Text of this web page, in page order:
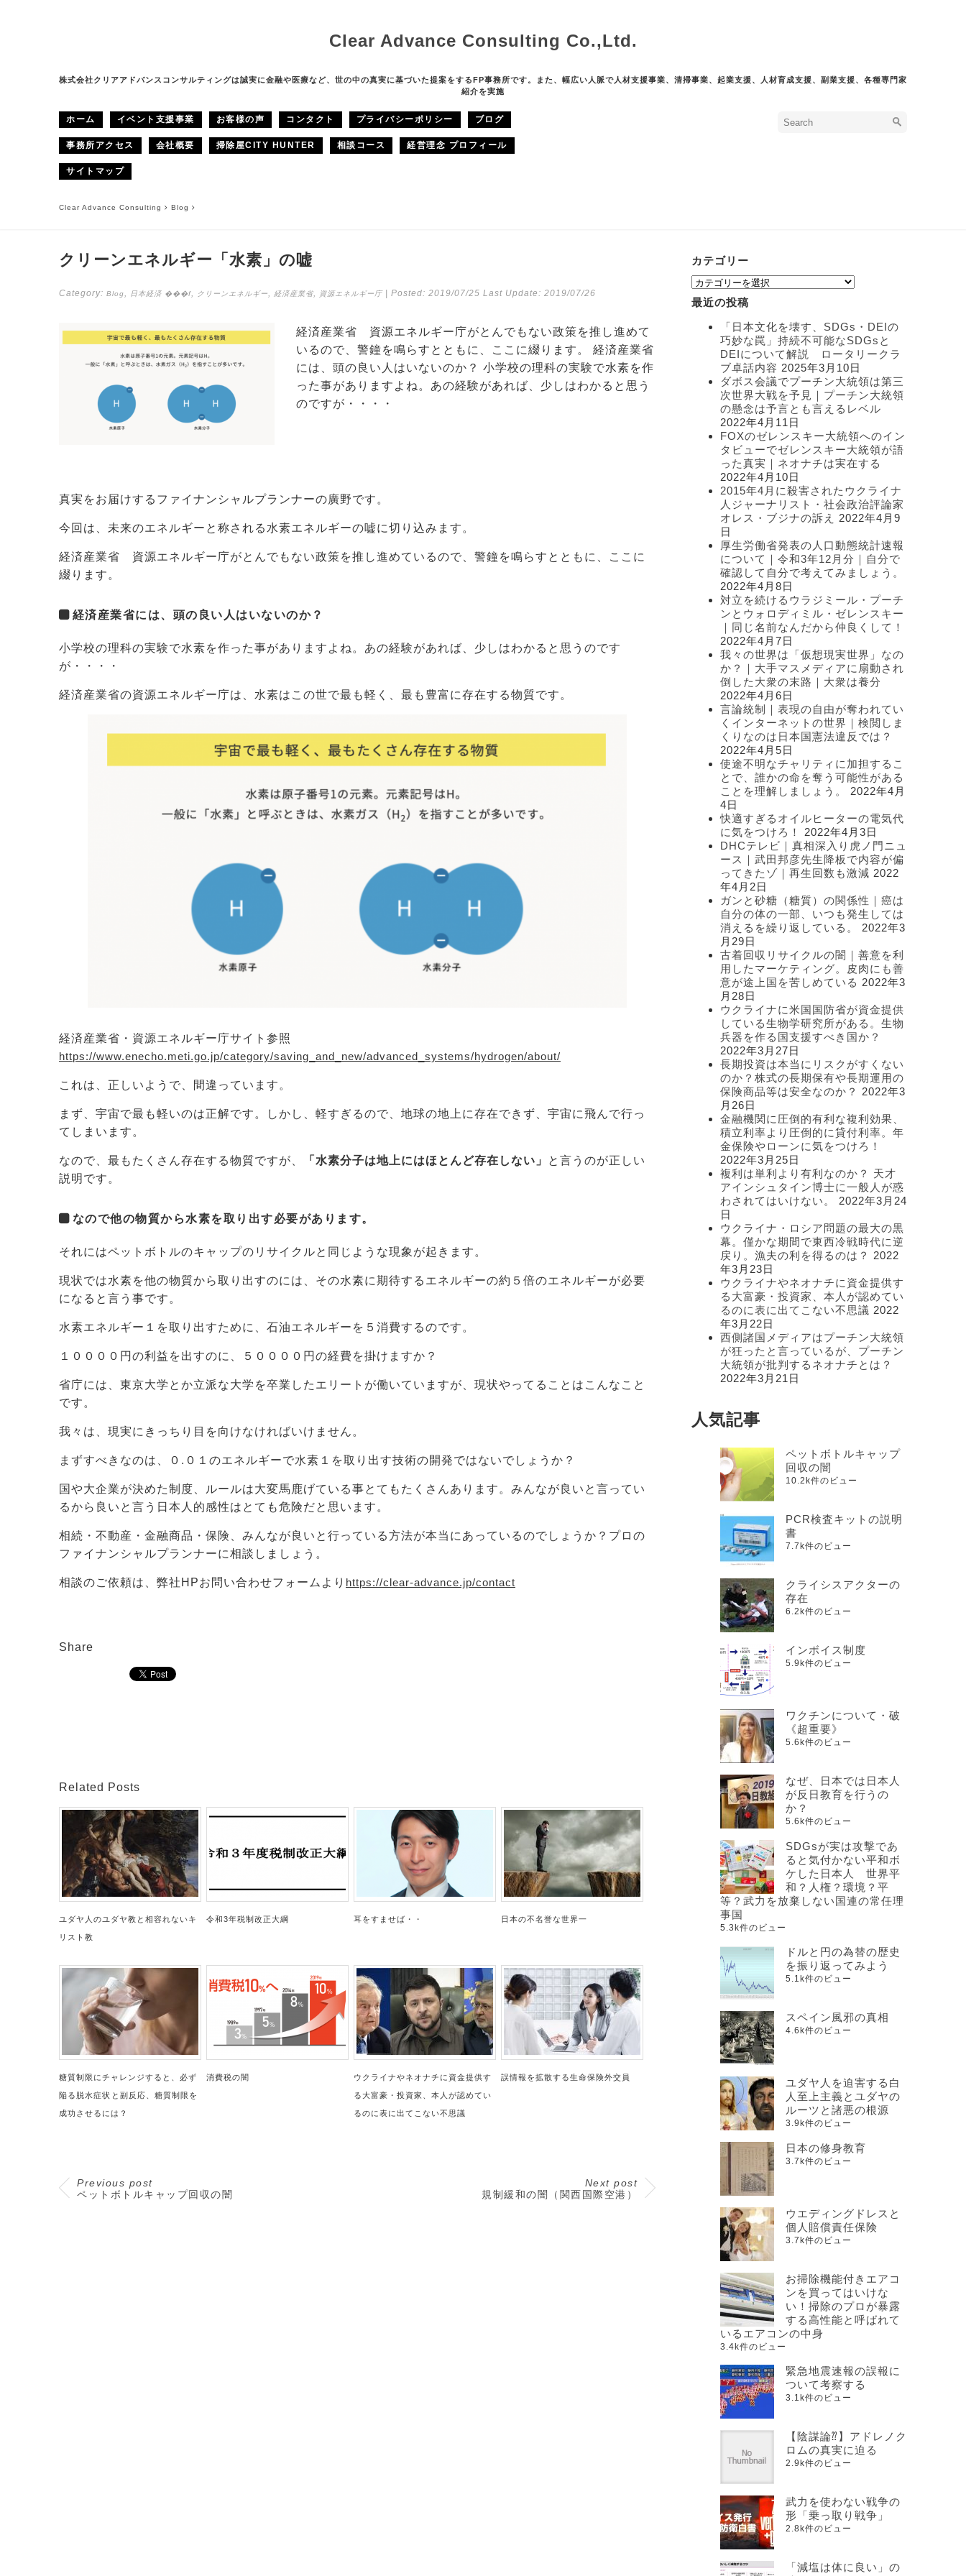
Clear Advance Consulting Co.,Ltd.
株式会社クリアアドバンスコンサルティングは誠実に金融や医療など、世の中の真実に基づいた提案をするFP事務所です。また、幅広い人脈で人材支援事業、清掃事業、起業支援、人材育成支援、副業支援、各種専門家
紹介を実施
ホーム イベント支援事業 お客様の声 コンタクト プライバシーポリシー ブログ
事務所アクセス 会社概要 掃除屋CITY HUNTER 相談コース 経営理念 プロフィール
サイトマップ
Clear Advance Consulting Blog
クリーンエネルギー「水素」の嘘
Category: Blog, 日本経済 ���f, クリーンエネルギー, 経済産業省, 資源エネルギー庁| Posted: 2019/07/25 Last Update: 2019/07/26
経済産業省 資源エネルギー庁がとんでもない政策を推し進めて
いるので、警鐘を鳴らすとともに、ここに綴ります。 経済産業省
には、頭の良い人はいないのか？ 小学校の理科の実験で水素を作
った事がありますよね。あの経験があれば、少しはわかると思う
のですが・・・・
真実をお届けするファイナンシャルプランナーの廣野です。
今回は、未来のエネルギーと称される水素エネルギーの嘘に切り込みます。
経済産業省 資源エネルギー庁がとんでもない政策を推し進めているので、警鐘を鳴らすとともに、ここに
綴ります。
経済産業省には、頭の良い人はいないのか？
小学校の理科の実験で水素を作った事がありますよね。あの経験があれば、少しはわかると思うのです
が・・・・
経済産業省の資源エネルギー庁は、水素はこの世で最も軽く、最も豊富に存在する物質です。
経済産業省・資源エネルギー庁サイト参照
https://www.enecho.meti.go.jp/category/saving_and_new/advanced_systems/hydrogen/about/
これは、正しいようで、間違っています。
まず、宇宙で最も軽いのは正解です。しかし、軽すぎるので、地球の地上に存在できず、宇宙に飛んで行っ
てしまいます。
なので、最もたくさん存在する物質ですが、 「水素分子は地上にはほとんど存在しない」
と言うのが正しい
説明です。
なので他の物質から水素を取り出す必要があります。
それにはペットボトルのキャップのリサイクルと同じような現象が起きます。
現状では水素を他の物質から取り出すのには、その水素に期待するエネルギーの約５倍のエネルギーが必要
になると言う事です。
水素エネルギー１を取り出すために、石油エネルギーを５消費するのです。
１００００円の利益を出すのに、５００００円の経費を掛けますか？
省庁には、東京大学とか立派な大学を卒業したエリートが働いていますが、現状やってることはこんなこと
です。
我々は、現実にきっちり目を向けなければいけません。
まずすべきなのは、０.０１のエネルギーで水素１を取り出す技術の開発ではないでしょうか？
国や大企業が決めた制度、ルールは大変馬鹿げている事とてもたくさんあります。みんなが良いと言ってい
るから良いと言う日本人的感性はとても危険だと思います。
相続・不動産・金融商品・保険、みんなが良いと行っている方法が本当にあっているのでしょうか？プロの
ファイナンシャルプランナーに相談しましょう。
相談のご依頼は、弊社HPお問い合わせフォームより https://clear-advance.jp/contact
Share
Related Posts
ユダヤ人のユダヤ教と相容れないキ
リスト教
令和3年税制改正大綱 耳をすませば・・ 日本の不名誉な世界一
糖質制限にチャレンジすると、必ず
陥る脱水症状と副反応、糖質制限を
成功させるには？
消費税の闇 ウクライナやネオナチに資金提供す
る大富豪・投資家、本人が認めてい
るのに表に出てこない不思議
誤情報を拡散する生命保険外交員
Previous post
ペットボトルキャップ回収の闇
Next post
規制緩和の闇（関西国際空港）
カテゴリー
カ
テ
ゴ
最近の投稿
「日本文化を壊す、SDGs・DEIの
巧妙な罠」持続不可能なSDGsと
DEIについて解説 ロータリークラ
ブ卓話内容 2025年3月10日
ダボス会議でプーチン大統領は第三
次世界大戦を予見｜プーチン大統領
の懸念は予言とも言えるレベル
2022年4月11日
FOXのゼレンスキー大統領へのイン
タビューでゼレンスキー大統領が語
った真実｜ネオナチは実在する
2022年4月10日
2015年4月に殺害されたウクライナ
人ジャーナリスト・社会政治評論家
オレス・ブジナの訴え
2022年4月9
日
厚生労働省発表の人口動態統計速報
について｜令和3年12月分｜自分で
確認して自分で考えてみましょう。
2022年4月8日
対立を続けるウラジミール・プーチ
ンとウォロディミル・ゼレンスキー
｜同じ名前なんだから仲良くして！
2022年4月7日
我々の世界は「仮想現実世界」なの
か？｜大手マスメディアに扇動され
倒した大衆の末路｜大衆は養分
2022年4月6日
言論統制｜表現の自由が奪われてい
くインターネットの世界｜検閲しま
くりなのは日本国憲法違反では？
2022年4月5日
使途不明なチャリティに加担するこ
とで、誰かの命を奪う可能性がある
ことを理解しましょう。
2022年4月
4日
快適すぎるオイルヒーターの電気代
に気をつけろ！
2022年4月3日
DHCテレビ｜真相深入り虎ノ門ニュ
ース｜武田邦彦先生降板で内容が偏
ってきたゾ｜再生回数も激減 2022
年4月2日
ガンと砂糖（糖質）の関係性｜癌は
自分の体の一部、いつも発生しては
消えるを繰り返している。
2022年3
月29日
古着回収リサイクルの闇｜善意を利
用したマーケティング。皮肉にも善
意が途上国を苦しめている 2022年3
月28日
ウクライナに米国国防省が資金提供
している生物学研究所がある。生物
兵器を作る国支援すべき国か？
2022年3月27日
長期投資は本当にリスクがすくない
のか？株式の長期保有や長期運用の
保険商品等は安全なのか？
2022年3
月26日
金融機関に圧倒的有利な複利効果、
積立利率より圧倒的に貸付利率。年
金保険やローンに気をつけろ！
2022年3月25日
複利は単利より有利なのか？ 天才
アインシュタイン博士に一般人が惑
わされてはいけない。
2022年3月24
日
ウクライナ・ロシア問題の最大の黒
幕。僅かな期間で東西冷戦時代に逆
戻り。漁夫の利を得るのは？
2022
年3月23日
ウクライナやネオナチに資金提供す
る大富豪・投資家、本人が認めてい
るのに表に出てこない不思議 2022
年3月22日
西側諸国メディアはプーチン大統領
が狂ったと言っているが、プーチン
大統領が批判するネオナチとは？
2022年3月21日
人気記事
ペットボトルキャップ
回収の闇
10.2k件のビュー
PCR検査キットの説明
書
7.7k件のビュー
クライシスアクターの
存在
6.2k件のビュー
インボイス制度
5.9k件のビュー
ワクチンについて・破
《超重要》
5.6k件のビュー
なぜ、日本では日本人
が反日教育を行うの
か？
5.6k件のビュー
SDGsが実は攻撃であ
ると気付かない平和ボ
ケした日本人 世界平
和？人権？環境？平
等？武力を放棄しない国連の常任理
事国
5.3k件のビュー
ドルと円の為替の歴史
を振り返ってみよう
5.1k件のビュー
スペイン風邪の真相
4.6k件のビュー
ユダヤ人を迫害する白
人至上主義とユダヤの
ルーツと諸悪の根源
3.9k件のビュー
日本の修身教育
3.7k件のビュー
ウエディングドレスと
個人賠償責任保険
3.7k件のビュー
お掃除機能付きエアコ
ンを買ってはいけな
い！掃除のプロが暴露
する高性能と呼ばれて
いるエアコンの中身
3.4k件のビュー
緊急地震速報の誤報に
ついて考察する
3.1k件のビュー
【陰謀論⁇】アドレノク
ロムの真実に迫る
2.9k件のビュー
武力を使わない戦争の
形「乗っ取り戦争」
2.8k件のビュー
「減塩は体に良い」の